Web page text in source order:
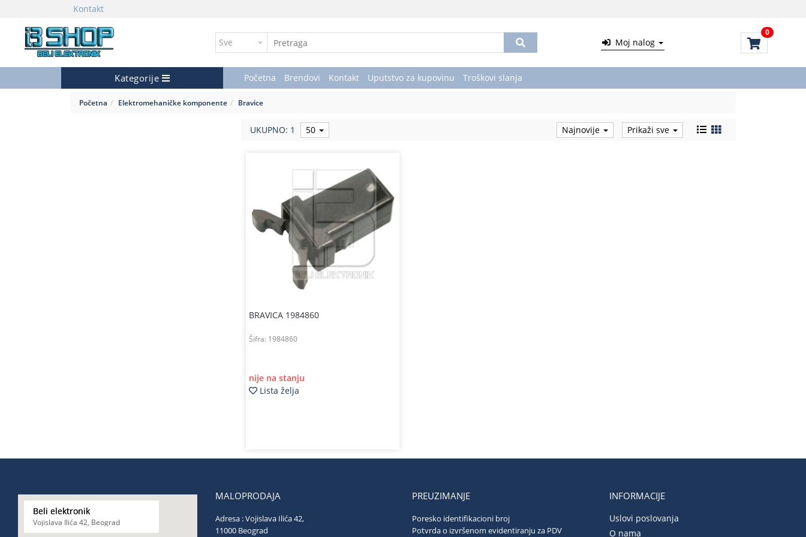
Kontakt
Moj nalog
0
Kategorije Početna Brendovi Kontakt Uputstvo za kupovinu Troškovi slanja
Početna Elektromehaničke komponente Bravice
UKUPNO: 1 50 Najnovije Prikaži sve
BRAVICA 1984860
Šifra: 1984860
nije na stanju
Lista želja
Beli elektronik
Vojislava Ilića 42, Beograd
MALOPRODAJA
Adresa : Vojislava Ilića 42,
11000 Beograd
PREUZIMANJE
Poresko identifikacioni broj
Potvrda o izvršenom evidentiranju za PDV
INFORMACIJE
Uslovi poslovanja
O nama